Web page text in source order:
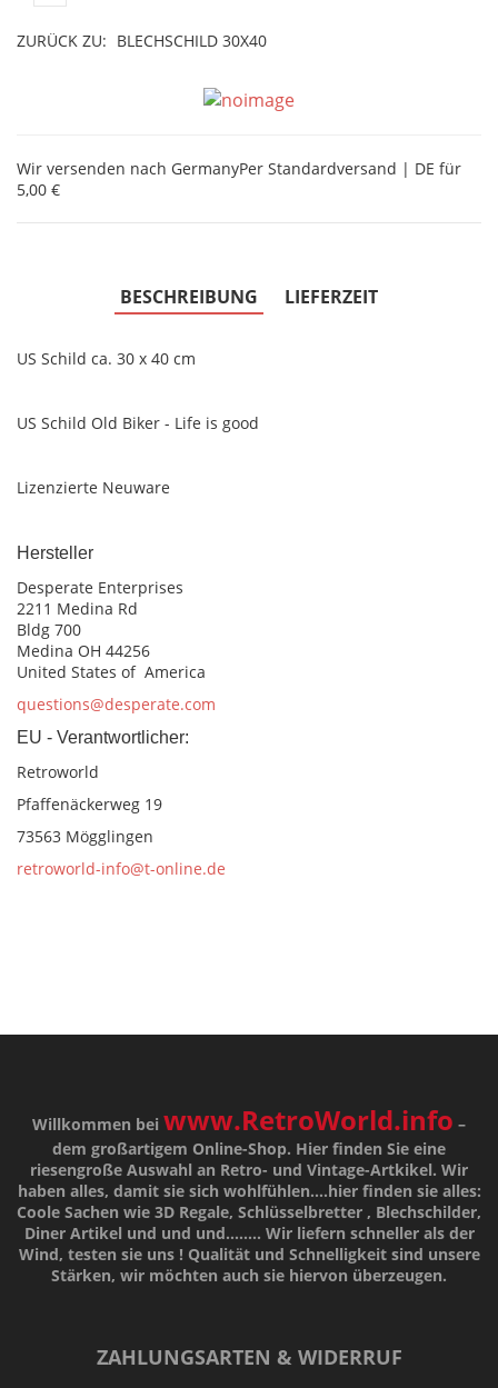
ZURÜCK ZU: BLECHSCHILD 30X40
Wir versenden nach GermanyPer Standardversand | DE für
5,00 €
BESCHREIBUNG LIEFERZEIT
US Schild ca. 30 x 40 cm
US Schild Old Biker - Life is good
Lizenzierte Neuware
Hersteller
Desperate Enterprises
2211 Medina Rd
Bldg 700
Medina OH 44256
United States of America
questions@desperate.com
EU - Verantwortlicher:
Retroworld
Pfaffenäckerweg 19
73563 Mögglingen
retroworld-info@t-online.de
Willkommen bei www.RetroWorld.info –
dem großartigem Online-Shop. Hier finden Sie eine
riesengroße Auswahl an Retro- und Vintage-Artkikel. Wir
haben alles, damit sie sich wohlfühlen....hier finden sie alles:
Coole Sachen wie 3D Regale, Schlüsselbretter , Blechschilder,
Diner Artikel und und und........ Wir liefern schneller als der
Wind, testen sie uns ! Qualitätund Schnelligkeitsind unsere
Stärken, wir möchten auch sie hiervon überzeugen.
ZAHLUNGSARTEN & WIDERRUF